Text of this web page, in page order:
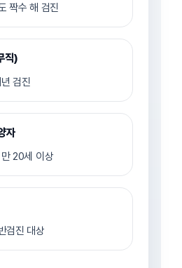
짝수 해 검진
직)
검진
자
20세 이상
검진 대상